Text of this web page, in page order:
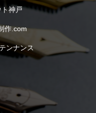
神戸
作.com
ンナンス